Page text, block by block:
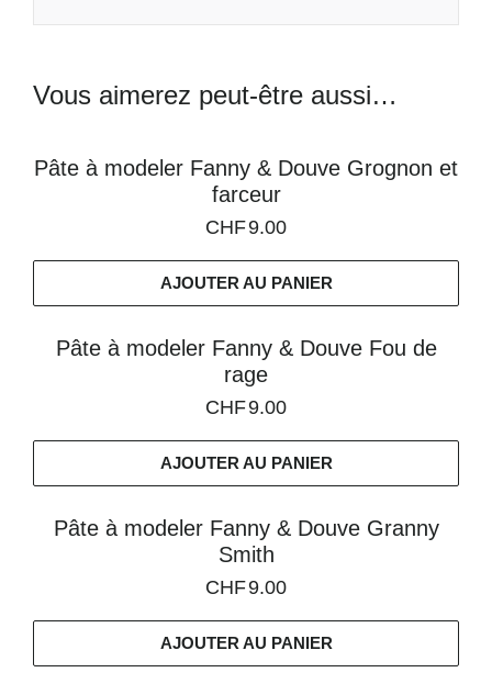
Vous aimerez peut-être aussi…
Pâte à modeler Fanny & Douve Grognon et
farceur
CHF9.00
AJOUTER AU PANIER
Pâte à modeler Fanny & Douve Fou de
rage
CHF9.00
AJOUTER AU PANIER
Pâte à modeler Fanny & Douve Granny
Smith
CHF9.00
AJOUTER AU PANIER